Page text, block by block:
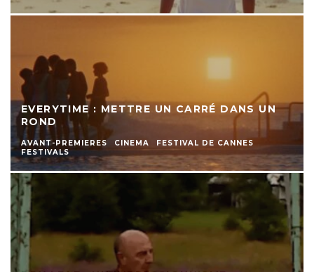
EVERYTIME : METTRE UN CARRÉ DANS UN
ROND
AVANT-PREMIERES CINEMA
FESTIVAL DE CANNES
FESTIVALS